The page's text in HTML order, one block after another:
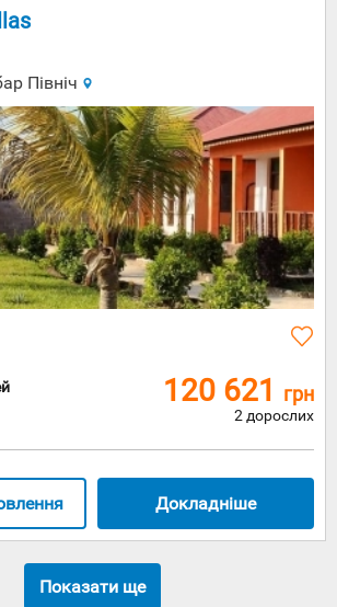
Північ
120 621 грн
2 дорослих
Докладніше
Показати ще